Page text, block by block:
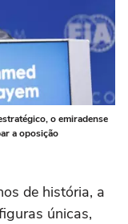
o emiradense
a oposição
de história, a
únicas,